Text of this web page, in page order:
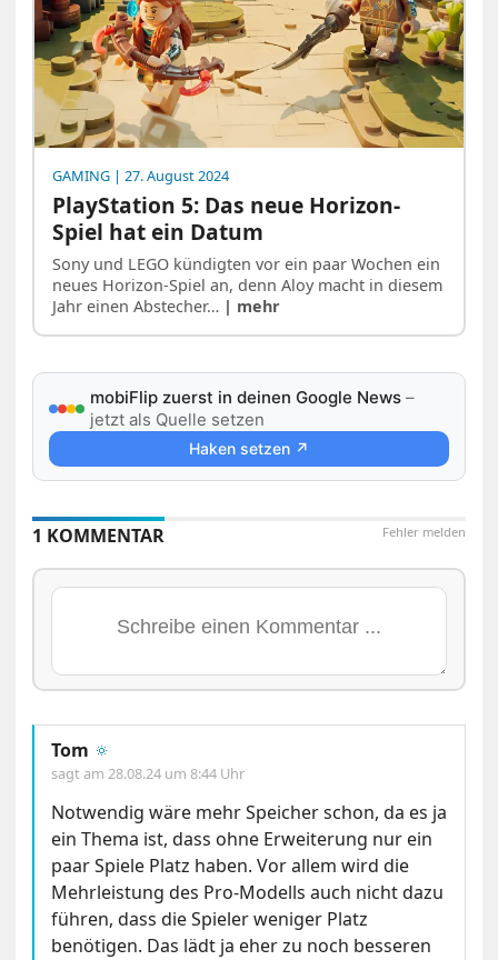
GAMING | 27. August 2024
PlayStation 5: Das neue Horizon-
Spiel hat ein Datum
Sony und LEGO kündigten vor ein paar Wochen ein
neues Horizon-Spiel an, denn Aloy macht in diesem
Jahr einen Abstecher… | mehr
mobiFlip zuerst in deinen Google News –
jetzt als Quelle setzen
Haken setzen ↗
Fehler melden
1 KOMMENTAR
Tom 🔅
sagt am28.08.24 um 8:44 Uhr
Notwendig wäre mehr Speicher schon, da es ja
ein Thema ist, dass ohne Erweiterung nur ein
paar Spiele Platz haben. Vor allem wird die
Mehrleistung des Pro-Modells auch nicht dazu
führen, dass die Spieler weniger Platz
benötigen. Das lädt ja eher zu noch besseren